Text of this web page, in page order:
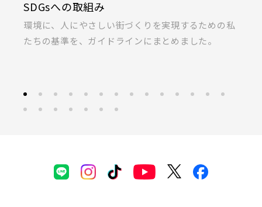
KIRINOKA(キリノカ)
桐製品の開発と制作に力を注ぐ「厚川産業」と「ポ
ラス」の共同開発による無垢桐材の壁パネル。